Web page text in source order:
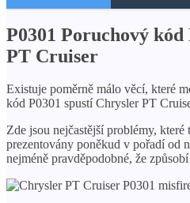
P0301 Poruchový
PT Cruiser
Existuje poměrně málo věcí, které
kód P0301 spustí Chrysler PT
Zde jsou nejčastější problémy, které
prezentovány poněkud v pořadí od
nejméně pravděpodobné, že